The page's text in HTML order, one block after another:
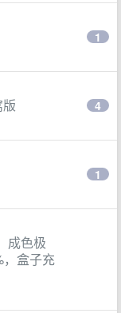
1
4
1
成色极
盒子充